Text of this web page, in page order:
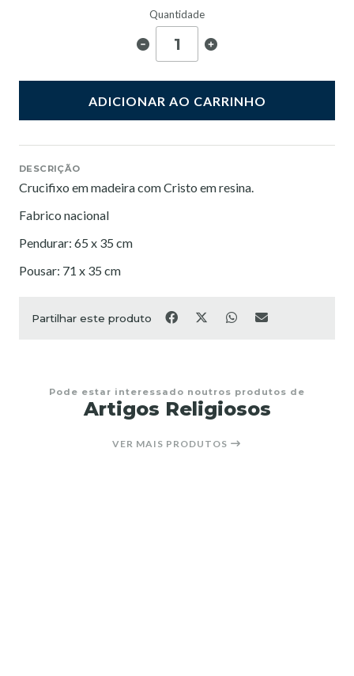
Quantidade
ADICIONAR AO CARRINHO
DESCRIÇÃO
Crucifixo em madeira com Cristo em resina.
Fabrico nacional
Pendurar: 65 x 35 cm
Pousar: 71 x 35 cm
Partilhar este produto
Pode estar interessado noutros produtos de
Artigos Religiosos
VER MAIS PRODUTOS